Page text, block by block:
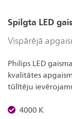
Spilgta LED
Vispārējā
Philips LED
kvalitātes
tūlītēju
4000 K